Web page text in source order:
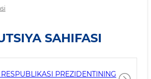
SAHIFASI
PREZIDENTINING